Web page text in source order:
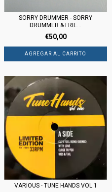
SORRY DRUMMER - SORRY
DRUMMER & FRIE...
€50,00
VARIOUS - TUNE HANDS VOL.1